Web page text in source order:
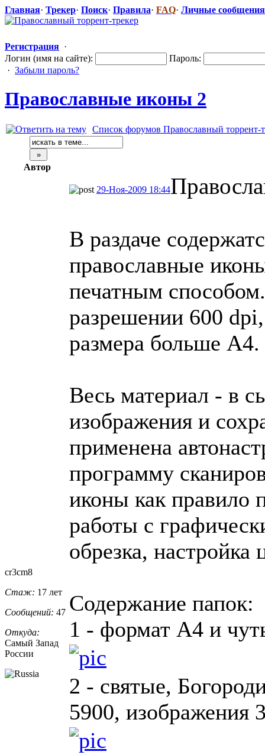
Главная· Трекер· Поиск· Правила· FAQ· Личные сообщения
Регистрация ·
Логин (имя на сайте):
Пароль:
· Забыли пароль?
Православные ​ иконы 2
Список форумов Православный торрент-
Автор
cr3cm8
Стаж: 17 лет
Сообщений: 47
Откуда:
Самый Запад
России
29-Ноя-2009 18:44
В раздаче
православные
печатным
разрешении 600
размера больше A4.
Весь материал - в
изображения и
применена
программу
иконы как правило
работы с
обрезка, настройка
Содержание папок:
1 - формат А4 и
2 - святые,
5900, изображения